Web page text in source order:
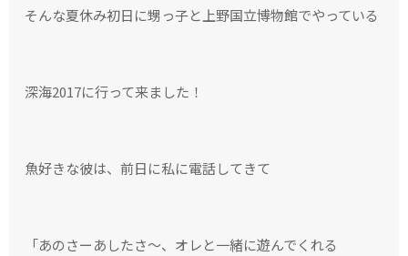
そんな夏休み初日に甥っ子と上野国立博物館でやっている
深海2017に行って来ました！
魚好きな彼は、前日に私に電話してきて
「あのさーあしたさ～、オレと一緒に遊んでくれる